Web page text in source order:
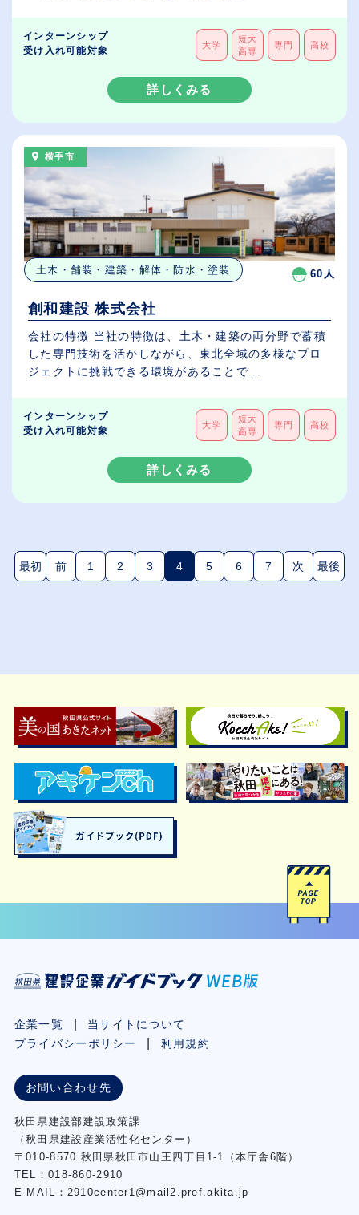
インターンシップ
受け入れ可能対象
大学
短大
高専
専門 高校
詳しくみる
横手市
土木・舗装・建築・解体・防水・塗装 60人
創和建設 株式会社
会社の特徴 当社の特徴は、土木・建築の両分野で蓄積
した専門技術を活かしながら、東北全域の多様なプロ
ジェクトに挑戦できる環境があることで...
インターンシップ
受け入れ可能対象
大学
短大
高専
専門 高校
詳しくみる
最初 前 1 2 3 4(現在のページ)
5 6 7 次 最後
企業一覧
当サイトについて
プライバシーポリシー
利用規約
お問い合わせ先
秋⽥県建設部建設政策課
（秋⽥県建設産業活性化センター）
〒010-8570 秋田県秋田市⼭王四丁⽬1-1（本庁舎6階）
TEL：018-860-2910
E-MAIL：2910center1@mail2.pref.akita.jp